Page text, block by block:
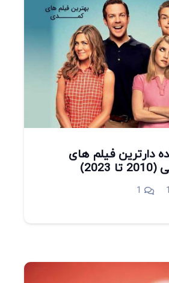
دارترین فیلم های
1